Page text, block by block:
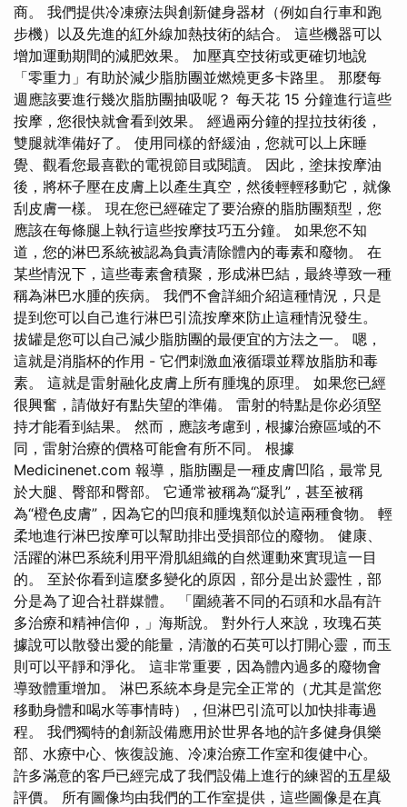
商。 我們提供冷凍療法與創新健身器材（例如自行車和跑
步機）以及先進的紅外線加熱技術的結合。 這些機器可以
增加運動期間的減肥效果。 加壓真空技術或更確切地說
「零重力」有助於減少脂肪團並燃燒更多卡路里。 那麼每
週應該要進行幾次脂肪團抽吸呢？ 每天花 15 分鐘進行這些
按摩，您很快就會看到效果。 經過兩分鐘的捏拉技術後，
雙腿就準備好了。 使用同樣的舒緩油，您就可以上床睡
覺、觀看您最喜歡的電視節目或閱讀。 因此，塗抹按摩油
後，將杯子壓在皮膚上以產生真空，然後輕輕移動它，就像
刮皮膚一樣。 現在您已經確定了要治療的脂肪團類型，您
應該在每條腿上執行這些按摩技巧五分鐘。 如果您不知
道，您的淋巴系統被認為負責清除體內的毒素和廢物。 在
某些情況下，這些毒素會積聚，形成淋巴結，最終導致一種
稱為淋巴水腫的疾病。 我們不會詳細介紹這種情況，只是
提到您可以自己進行淋巴引流按摩來防止這種情況發生。
拔罐是您可以自己減少脂肪團的最便宜的方法之一。 嗯，
這就是消脂杯的作用 - 它們刺激血液循環並釋放脂肪和毒
素。 這就是雷射融化皮膚上所有腫塊的原理。 如果您已經
很興奮，請做好有點失望的準備。 雷射的特點是你必須堅
持才能看到結果。 然而，應該考慮到，根據治療區域的不
同，雷射治療的價格可能會有所不同。 根據
Medicinenet.com 報導，脂肪團是一種皮膚凹陷，最常見
於大腿、臀部和臀部。 它通常被稱為“凝乳”，甚至被稱
為“橙色皮膚”，因為它的凹痕和腫塊類似於這兩種食物。 輕
柔地進行淋巴按摩可以幫助排出受損部位的廢物。 健康、
活躍的淋巴系統利用平滑肌組織的自然運動來實現這一目
的。 至於你看到這麼多變化的原因，部分是出於靈性，部
分是為了迎合社群媒體。 「圍繞著不同的石頭和水晶有許
多治療和精神信仰，」海斯說。 對外行人來說，玫瑰石英
據說可以散發出愛的能量，清澈的石英可以打開心靈，而玉
則可以平靜和淨化。 這非常重要，因為體內過多的廢物會
導致體重增加。 淋巴系統本身是完全正常的（尤其是當您
移動身體和喝水等事情時），但淋巴引流可以加快排毒過
程。 我們獨特的創新設備應用於世界各地的許多健身俱樂
部、水療中心、恢復設施、冷凍治療工作室和復健中心。
許多滿意的客戶已經完成了我們設備上進行的練習的五星級
評價。 所有圖像均由我們的工作室提供，這些圖像是在真